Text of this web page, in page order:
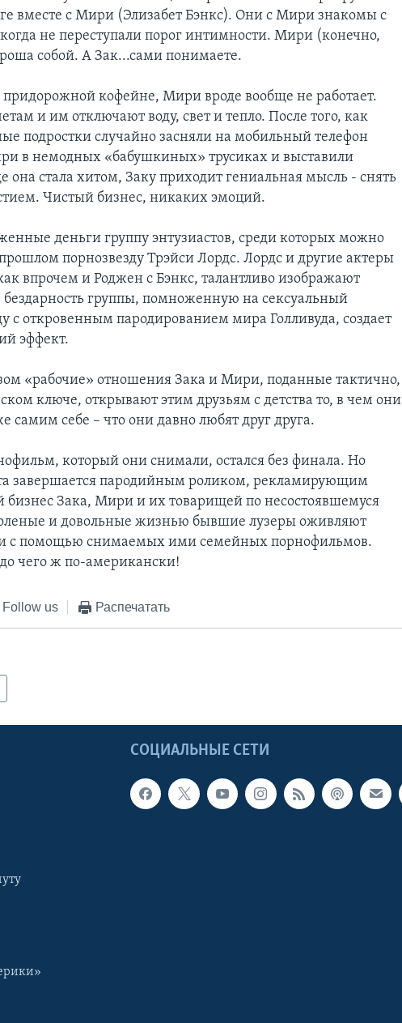
вместе с Мири (Элизабет Бэнкс). Они с Мири знакомы с
не переступали порог интимности. Мири (конечно,
собой. А Зак...сами понимаете.
придорожной кофейне, Мири вроде вообще не работает.
и им отключают воду, свет и тепло. После того, как
подростки случайно засняли на мобильный телефон
в немодных «бабушкиных» трусиках и выставили
она стала хитом, Заку приходит гениальная мысль - снять
Чистый бизнес, никаких эмоций.
деньги группу энтузиастов, среди которых можно
порнозвезду Трэйси Лордс. Лордс и другие актеры
впрочем и Роджен с Бэнкс, талантливо изображают
бездарность группы, помноженную на сексуальный
с откровенным пародированием мира Голливуда, создает
эффект.
«рабочие» отношения Зака и Мири, поданные тактично,
ключе, открывают этим друзьям с детства то, в чем они
самим себе – что они давно любят друг друга.
который они снимали, остался без финала. Но
завершается пародийным роликом, рекламирующим
Зака, Мири и их товарищей по несостоявшемуся
и довольные жизнью бывшие лузеры оживляют
с помощью снимаемых ими семейных порнофильмов.
чего ж по-американски!
Follow us Распечатать
СОЦИАЛЬНЫЕ СЕТИ